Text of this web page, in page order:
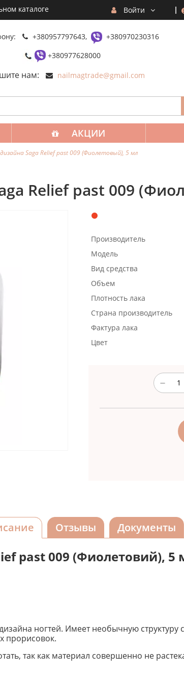
каталоге Войти
+380957797643,
+380970230316
+380977628000
нам: nailmagtrade@gmail.com
АКЦИИ
Saga Relief past 009 (Фиолетовый), 5 мл
Relief past 009
Производитель
Модель
Вид средства
Объем
Плотность лака
Страна производитель
Фактура лака
Цвет
Отзывы Документы
past 009 (Фиолетовий), 5
ногтей. Имеет необычную
прорисовок.
так как материал совершенно не